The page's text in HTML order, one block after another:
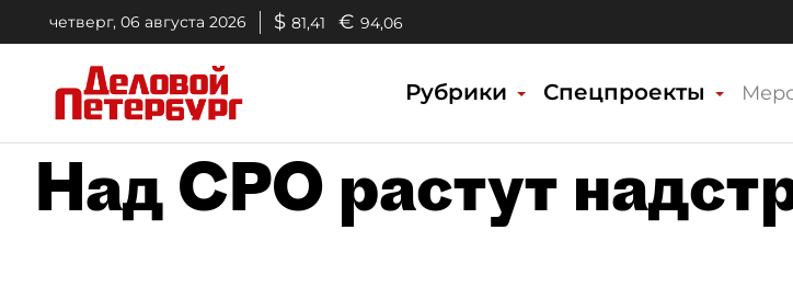
четверг, 06 августа 2026 $ 81,41 € 94,06
Рубрики Спецпроекты
Над СРО растут